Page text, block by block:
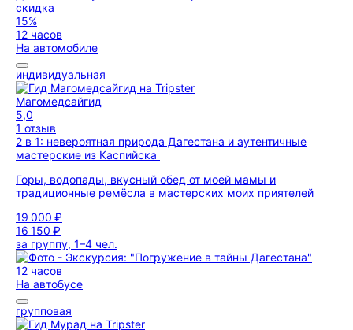
скидка
15%
12 часов
На автомобиле
индивидуальная
Магомедсайгид
5,0
1 отзыв
2 в 1: невероятная природа Дагестана и аутентичные
мастерские из Каспийска
Горы, водопады, вкусный обед от моей мамы и
традиционные ремёсла в мастерских моих приятелей
19 000 ₽
16 150 ₽
за группу, 1–4 чел.
12 часов
На автобусе
групповая